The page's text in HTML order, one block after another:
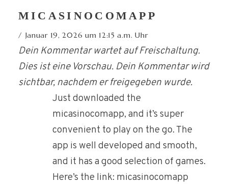
MICASINOCOMAPP
Januar 19, 2026 um 12:15 a.m. Uhr
Dein Kommentar wartet auf Freischaltung.
Dies ist eine Vorschau. Dein Kommentar wird
sichtbar, nachdem er freigegeben wurde.
Just downloaded the
micasinocomapp, and it’s super
convenient to play on the go. The
app is well developed and smooth,
and it has a good selection of games.
Here’s the link: micasinocomapp